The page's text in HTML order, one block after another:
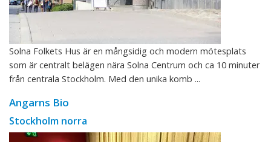
Solna Folkets Hus är en mångsidig och modern mötesplats
som är centralt belägen nära Solna Centrum och ca 10 minuter
från centrala Stockholm. Med den unika komb ...
Angarns Bio
Stockholm norra